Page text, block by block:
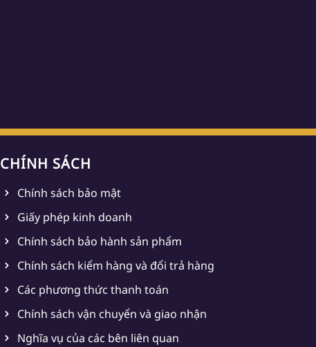
CHÍNH SÁCH
Chính sách bảo mật
Giấy phép kinh doanh
Chính sách bảo hành sản phẩm
Chính sách kiểm hàng và đổi trả hàng
Các phương thức thanh toán
Chính sách vận chuyển và giao nhận
Nghĩa vụ của các bên liên quan